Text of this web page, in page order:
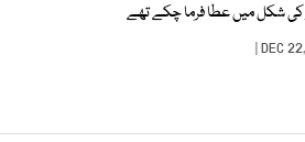
کی شکل میں عطا فرما چکے تھے